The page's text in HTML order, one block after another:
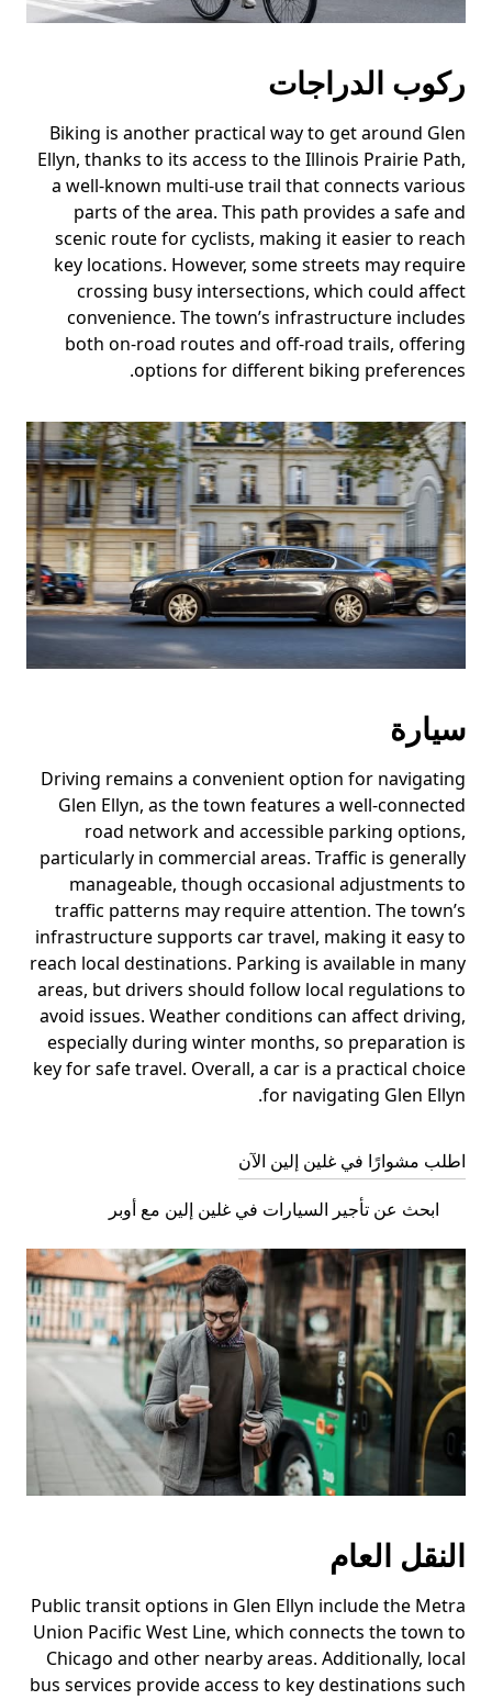
ركوب الدراجات
Biking is another practical way to get around Glen
Ellyn, thanks to its access to the Illinois Prairie Path,
a well-known multi-use trail that connects various
parts of the area. This path provides a safe and
scenic route for cyclists, making it easier to reach
key locations. However, some streets may require
crossing busy intersections, which could affect
convenience. The town’s infrastructure includes
both on-road routes and off-road trails, offering
options for different biking preferences.
سيارة
Driving remains a convenient option for navigating
Glen Ellyn, as the town features a well-connected
road network and accessible parking options,
particularly in commercial areas. Traffic is generally
manageable, though occasional adjustments to
traffic patterns may require attention. The town’s
infrastructure supports car travel, making it easy to
reach local destinations. Parking is available in many
areas, but drivers should follow local regulations to
avoid issues. Weather conditions can affect driving,
especially during winter months, so preparation is
key for safe travel. Overall, a car is a practical choice
for navigating Glen Ellyn.
اطلب مشوارًا في غلين إلين الآن
ابحث عن تأجير السيارات في غلين إلين مع أوبر
النقل العام
Public transit options in Glen Ellyn include the Metra
Union Pacific West Line, which connects the town to
Chicago and other nearby areas. Additionally, local
bus services provide access to key destinations such